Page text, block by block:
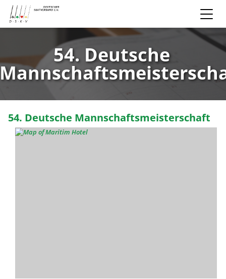
54. Deutsche
54. Deutsche Mannschaftsmeisterschaft